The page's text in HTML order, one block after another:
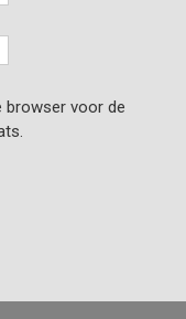
browser voor de